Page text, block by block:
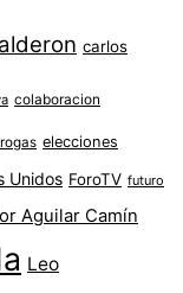
carlos
colaboracion
elecciones
Unidos ForoTV futuro
Aguilar Camín
Leo